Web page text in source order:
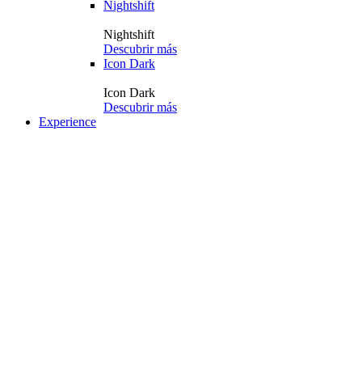
Nightshift
Nightshift
Descubrir más
Icon Dark
Icon Dark
Descubrir más
Experience